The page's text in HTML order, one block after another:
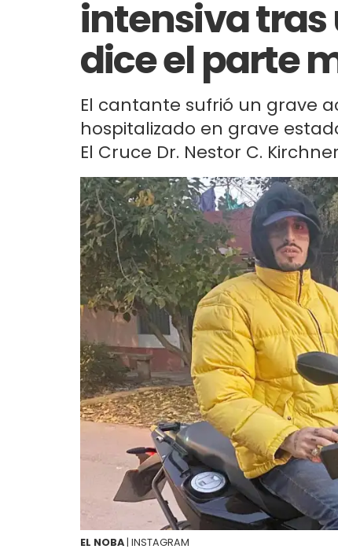
intensiva
dice el parte
El cantante sufrió un grave
hospitalizado en grave
El Cruce Dr. Nestor C.
EL NOBA | INSTAGRAM